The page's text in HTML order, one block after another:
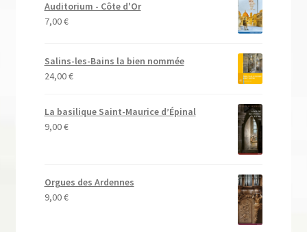
Auditorium - Côte d'Or
7,00€
Salins-les-Bains la bien nommée
24,00€
La basilique Saint-Maurice d’Épinal
9,00€
Orgues des Ardennes
9,00€